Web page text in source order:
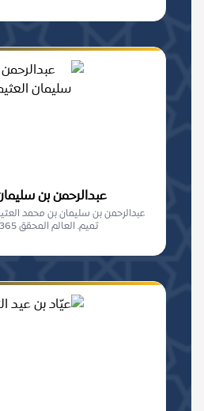
عبدالرحمن بن
عبدالرحمن بن سليمان بن محمد
تميم. العالم المحقق 1365- 1436هـ